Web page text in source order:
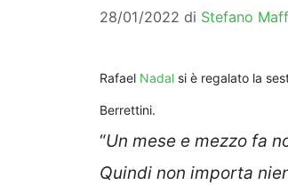
28/01/2022 di Stefano
Rafael Nadal si è regalato la
Berrettini.
“Un mese e mezzo fa
Quindi non importa